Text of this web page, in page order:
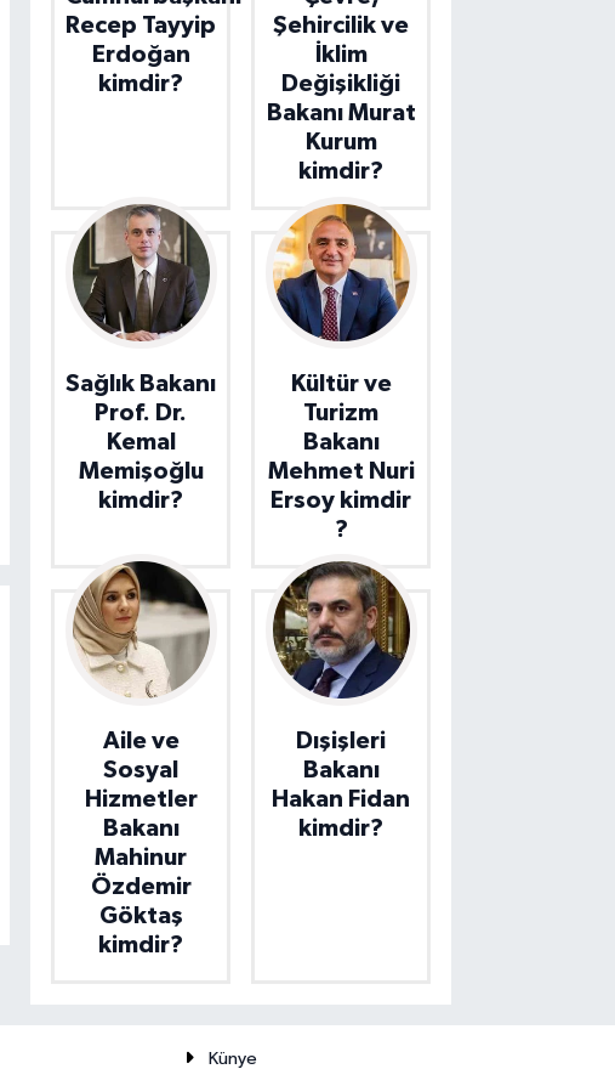
Recep Tayyip
Erdoğan
kimdir?
Şehircilik ve
İklim
Değişikliği
Bakanı Murat
Kurum
kimdir?
Sağlık Bakanı
Prof. Dr.
Kemal
Memişoğlu
kimdir?
Kültür ve
Turizm
Bakanı
Mehmet Nuri
Ersoy kimdir
?
Aile ve
Sosyal
Hizmetler
Bakanı
Mahinur
Özdemir
Göktaş
kimdir?
Dışişleri
Bakanı
Hakan Fidan
kimdir?
Künye